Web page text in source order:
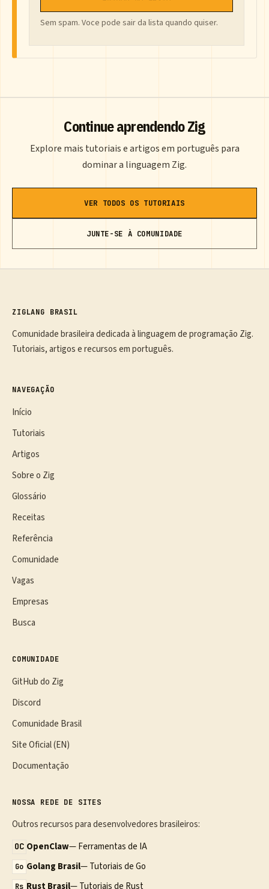
Sem spam. Voce pode sair da lista quando quiser.
Continue aprendendo Zig
Explore mais tutoriais e artigos em português para
dominar a linguagem Zig.
VER TODOS OS TUTORIAIS
JUNTE-SE À COMUNIDADE
ZIGLANG BRASIL
Comunidade brasileira dedicada à linguagem de programação Zig.
Tutoriais, artigos e recursos em português.
NAVEGAÇÃO
Início
Tutoriais
Artigos
Sobre o Zig
Glossário
Receitas
Referência
Comunidade
Vagas
Empresas
Busca
COMUNIDADE
GitHub do Zig
Discord
Comunidade Brasil
Site Oficial (EN)
Documentação
NOSSA REDE DE SITES
Outros recursos para desenvolvedores brasileiros:
OC OpenClaw— Ferramentas de IA
Go Golang Brasil— Tutoriais de Go
Rs Rust Brasil— Tutoriais de Rust